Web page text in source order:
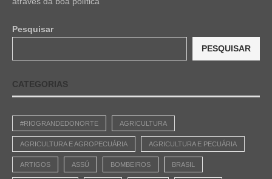
Pesquisar
PESQUISAR
CATEGORIAS
#RIOGRANDEDONORTE AGRICULTURA
AGRICULTURA E AGROPECUÁRIA AGRICULTURA E PECUÁRIA
ARTIGOS ASSÚ BOMBEIROS BRASIL